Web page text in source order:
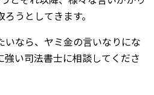
うとしてきます。
いなら、ヤミ金の言いなりにな
強い司法書士に相談してくださ